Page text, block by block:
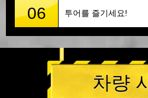
06 투어를 즐기세요!
차량